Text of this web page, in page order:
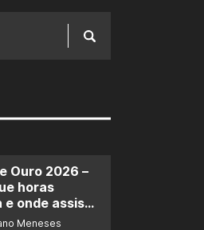
Ouro 2026 –
horas
e onde assistir
Meneses